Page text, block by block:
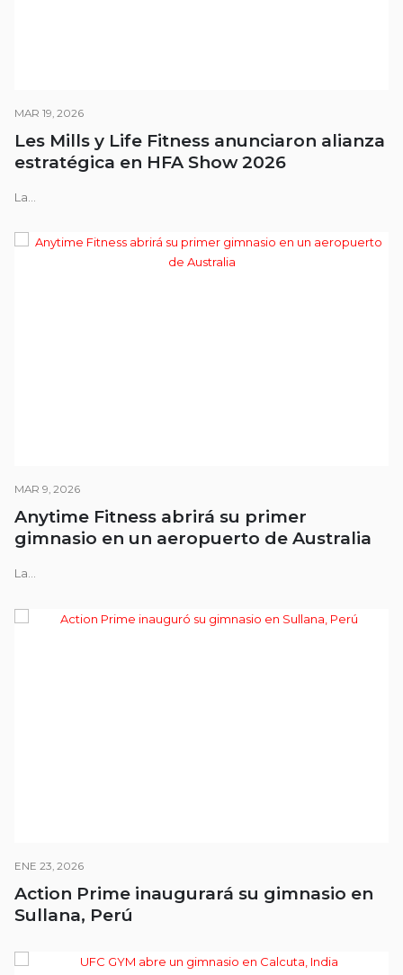
MAR 19, 2026
Les Mills y Life Fitness anunciaron alianza
estratégica en HFA Show 2026
La...
MAR 9, 2026
Anytime Fitness abrirá su primer
gimnasio en un aeropuerto de Australia
La...
ENE 23, 2026
Action Prime inaugurará su gimnasio en
Sullana, Perú